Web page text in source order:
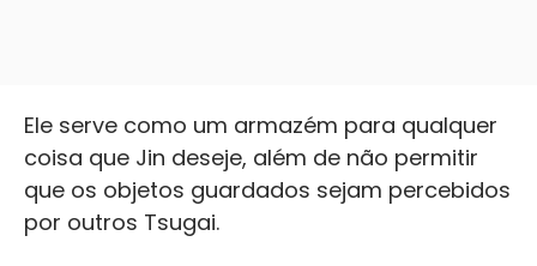
Ele serve como um armazém para qualquer
coisa que Jin deseje, além de não permitir
que os objetos guardados sejam percebidos
por outros Tsugai.